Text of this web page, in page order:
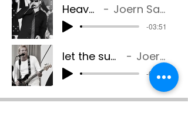
Heaven
Joern Sass
-03:51
let the sun master Joern Sass
-03:34